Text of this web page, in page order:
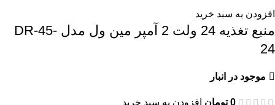
افزودن به سبد خرید
منبع تغذیه 24 ولت 2 آمپر مین ول مدل DR-45-
24
موجود در انبار
0 تومان افزودن به سبد خرید